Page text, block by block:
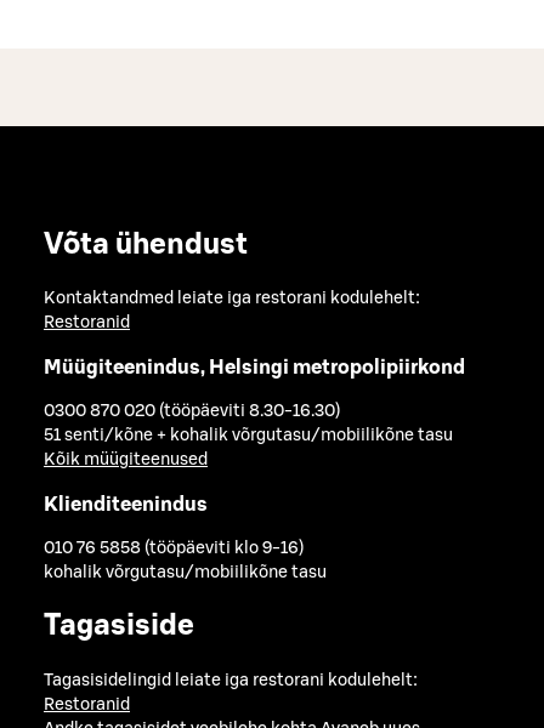
Võta ühendust
Kontaktandmed leiate iga restorani kodulehelt:
Restoranid
Müügiteenindus, Helsingi metropolipiirkond
0300 870 020 (tööpäeviti 8.30-16.30)
51 senti/kõne + kohalik võrgutasu/mobiilikõne tasu
Kõik müügiteenused
Klienditeenindus
010 76 5858 (tööpäeviti klo 9-16)
kohalik võrgutasu/mobiilikõne tasu
Tagasiside
Tagasisidelingid leiate iga restorani kodulehelt:
Restoranid